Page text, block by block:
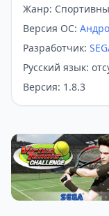
Жанр:
Версия ОС:
Разработчик:
Русский язык:
Версия: 1.8.3